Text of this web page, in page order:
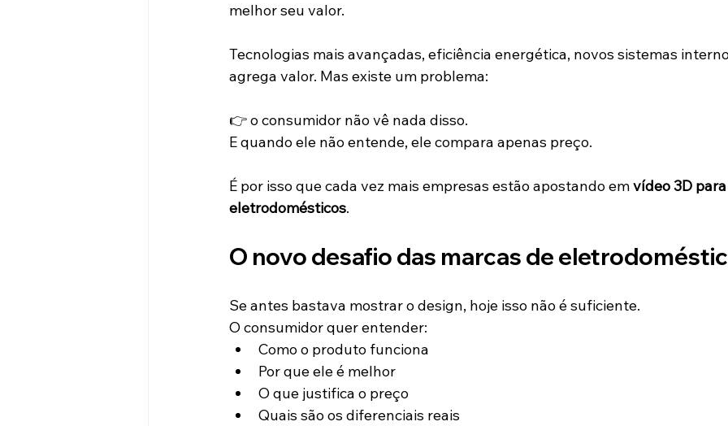
melhor seu valor.
Tecnologias mais avançadas, eficiência energética, novos sistemas
agrega valor. Mas existe um problema:
👉 o consumidor não vê nada disso.
E quando ele não entende, ele compara apenas preço.
É por isso que cada vez mais empresas estão apostando em vídeo 3D
eletrodomésticos.
O novo desafio das marcas de
Se antes bastava mostrar o design, hoje isso não é suficiente.
O consumidor quer entender:
Como o produto funciona
Por que ele é melhor
O que justifica o preço
Quais são os diferenciais reais